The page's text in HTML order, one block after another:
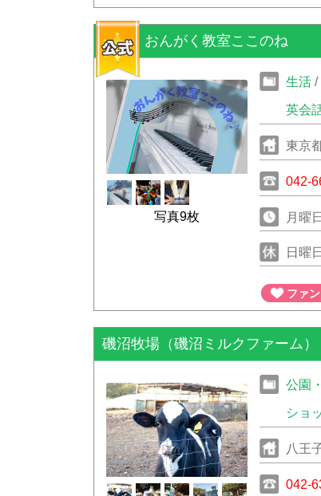
おんがく教室ここのね
写真9枚
生活 /
英会
東京
042-
月曜
日曜
ファ
磯沼牧場（磯沼ミルクファーム）
公園
ショ
八王
042-